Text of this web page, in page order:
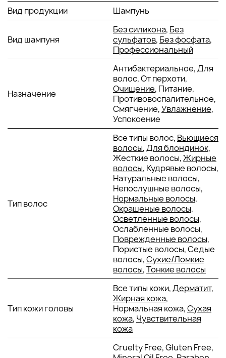
перхоть и предотвращают ее рецидив, помогая
поддерживать здоровье кожи головы.
: Успокаивает раздражение,
снижает воспаление и оказывает мягкое
антисептическое действие.
Масла розмарина и лаванды: Стимулируют
кровообращение, улучшают питание волосяных
фолликулов, способствуют росту сильных и
Молочная кислота
: Мягко отшелушивает кожу,
помогая удалять мертвые клетки и улучшать текстуру
Пантенол (провитамин B5): Увлажняет и
восстанавливает кожу, предотвращая
пересушивание и усиливая барьерную функцию.
Шампунь обладает кремовой
текстурой с мелкими отшелушивающими частицами,
которые мягко массируют кожу головы, создавая
ощущение свежести и чистоты. Аромат сочетает легкие
травяные ноты с оттенками лаванды и розмарина,
оставляя ощущение расслабления и свежести после
: Neofollics Hair Growth Stimulating Shampoo не
содержит парабенов, сульфатов и других агрессивных
химических веществ, которые могут повредить структуру
волос или вызвать раздражение кожи головы. Формула
продукта основана на натуральных и безопасных
КЛИНИЧЕСКИЕ РЕЗУЛЬТАТЫ
Scalp Therapy Exfoliating Shampoo был протестирован в
условиях клинических исследований, которые
Вид продукции Шампунь
Вид шампуня
Без силикона, Без
сульфатов, Без фосфата,
Профессиональный
Назначение
Антибактериальное, Для
волос, От перхоти,
Очищение, Питание,
Противовоспалительное,
Смягчение,Увлажнение,
Успокоение
Тип волос
Все типы волос, Вьющиеся
волосы,Для блондинок,
Жесткие волосы,Жирные
волосы, Кудрявые волосы,
Натуральные волосы,
Непослушные волосы,
Нормальные волосы,
Окрашеные волосы,
Осветленные волосы,
Ослабленные волосы,
Поврежденные волосы,
Пористые волосы, Седые
волосы,Сухие/Ломкие
волосы,Тонкие волосы
Тип кожи головы
Все типы кожи,Дерматит,
Жирная кожа,
Нормальная кожа,Сухая
кожа, Чувствительная
кожа
Cruelty Free, Gluten Free,